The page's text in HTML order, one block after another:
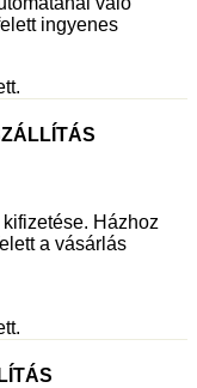
ingyenes
Házhoz
a vásárlás